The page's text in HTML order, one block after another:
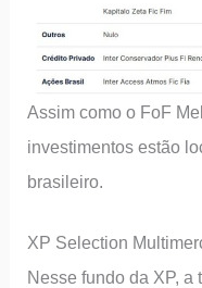
Assim como o FoF
investimentos estão
brasileiro.
XP Selection
Nesse fundo da XP, a